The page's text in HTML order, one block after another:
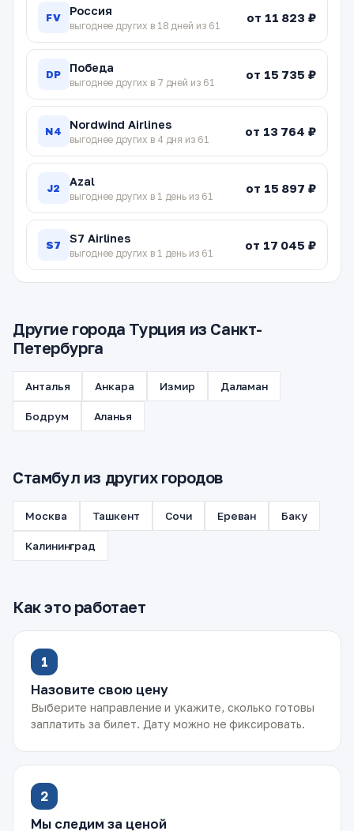
FV Россия
выгоднее других в 18 дней из 61
от 11 823 ₽
DP Победа
выгоднее других в 7 дней из 61
от 15 735 ₽
N4 Nordwind Airlines
выгоднее других в 4 дня из 61
от 13 764 ₽
J2 Azal
выгоднее других в 1 день из 61
от 15 897 ₽
S7 S7 Airlines
выгоднее других в 1 день из 61
от 17 045 ₽
Другие города Турция из Санкт-
Петербурга
Анталья Анкара Измир Даламан
Бодрум Аланья
Стамбул из других городов
Москва Ташкент Сочи Ереван Баку
Калининград
Как это работает
1
Назовите свою цену
Выберите направление и укажите, сколько готовы
заплатить за билет. Дату можно не фиксировать.
2
Мы следим за ценой